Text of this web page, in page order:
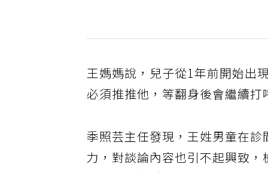
王媽媽說，兒子從1年前開始出
必須推推他，等翻身後會繼續打
季照芸主任發現，王姓男童在
力，對談論內容也引不起興致，